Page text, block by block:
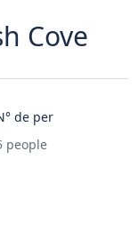
Cove
de per
people